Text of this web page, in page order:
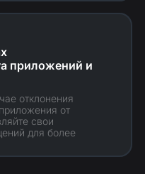
приложений и
отклонения
от
свои
для более